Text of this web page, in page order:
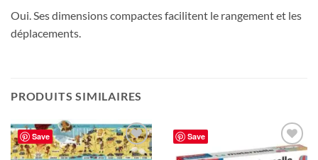
Oui. Ses dimensions compactes facilitent le rangement et les
déplacements.
PRODUITS SIMILAIRES
Save
Ajouter
Save
Ajouter